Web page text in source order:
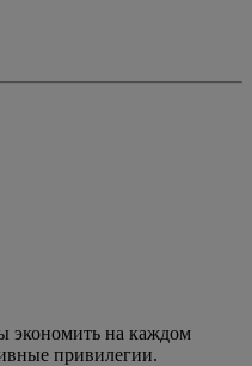
экономить на каждом
привилегии.